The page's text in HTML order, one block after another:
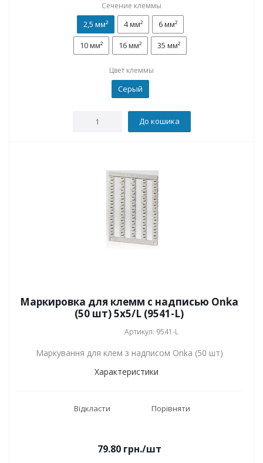
Сечение клеммы
2,5 мм² 4 мм²
6 мм²
10 мм²
16 мм² 35 мм²
Цвет клеммы
Серый
До кошика
Маркировка для клемм с надписью Onka
(50 шт) 5x5/L (9541-L)
Артикул: 9541-L
Маркування для клем з надписом Onka (50 шт)
Характеристики
Відкласти Порівняти
79.80 грн./шт